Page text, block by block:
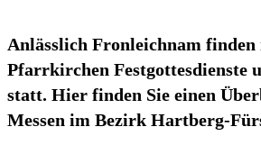
Anlässlich Fronleichnam finden
Pfarrkirchen Festgottesdienste
statt. Hier finden Sie einen
Messen im Bezirk Hartberg-